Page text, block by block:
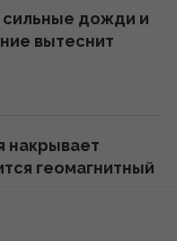
выход из
сильные дожди и
вытеснит
накрывает
геомагнитный